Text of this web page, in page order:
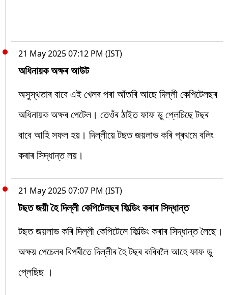
21 May 2025 07:12 PM (IST)
অধিনায়ক অক্ষৰ আউট
অসুস্থতাৰ বাবে এই খেলৰ পৰা আঁতৰি আছে দিল্লী কেপিটেলছৰ
অধিনায়ক অক্ষৰ পেটেল। তেওঁৰ ঠাইত ফাফ ডু প্লেচিছে টছৰ
বাবে আহি সফল হয়। দিল্লীয়ে টছত জয়লাভ কৰি প্ৰথমে বলিং
কৰাৰ সিদ্ধান্ত লয়।
21 May 2025 07:07 PM (IST)
টছত জয়ী হৈ দিল্লী কেপিটেলছৰ ফিল্ডিং কৰাৰ সিদ্ধান্ত
টছত জয়লাভ কৰি দিল্লী কেপিটেলে ফিল্ডিং কৰাৰ সিদ্ধান্ত লৈছে।
অক্ষয় পেচেলৰ বিপৰীতে দিল্লীৰ হৈ টছৰ কৰিবলৈ আহে ফাফ ডু
প্লেছিছ ।